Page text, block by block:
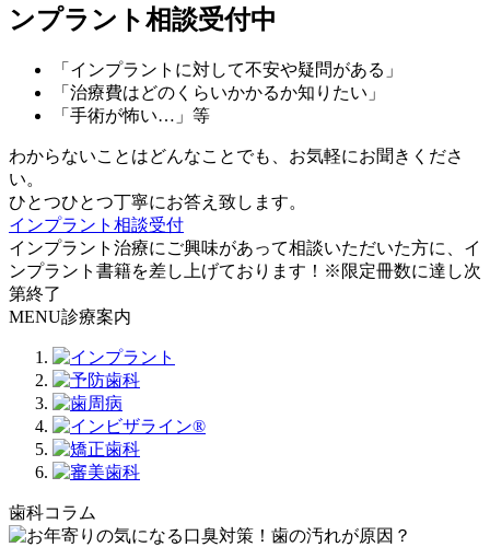
ンプラント相談受付中
「インプラントに対して不安や疑問がある」
「治療費はどのくらいかかるか知りたい」
「手術が怖い…」等
わからないことはどんなことでも、お気軽にお聞きくださ
い。
ひとつひとつ丁寧にお答え致します。
インプラント相談受付
インプラント治療にご興味があって相談いただいた方に、イ
ンプラント書籍を差し上げております！※限定冊数に達し次
第終了
MENU診療案内
歯科コラム